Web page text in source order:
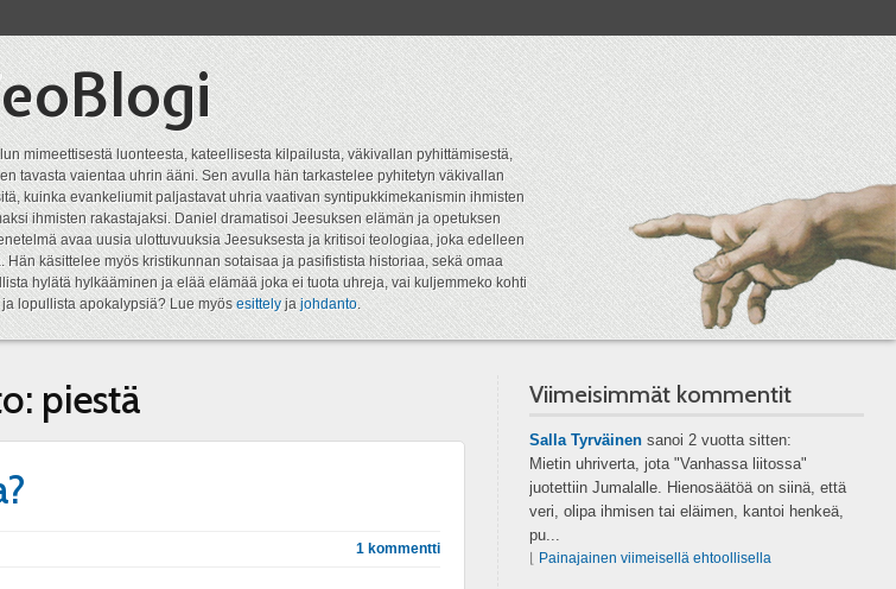
mimeettisestä luonteesta, kateellisesta kilpailusta, väkivallan pyhittämisestä,
tavasta vaientaa uhrin ääni. Sen avulla hän tarkastelee pyhitetyn väkivallan
kuinka evankeliumit paljastavat uhria vaativan syntipukkimekanismin ihmisten
ihmisten rakastajaksi. Daniel dramatisoi Jeesuksen elämän ja opetuksen
avaa uusia ulottuvuuksia Jeesuksesta ja kritisoi teologiaa, joka edelleen
käsittelee myös kristikunnan sotaisaa ja pasifistista historiaa, sekä omaa
hylätä hylkääminen ja elää elämää joka ei tuota uhreja, vai kuljemmeko kohti
lopullista apokalypsiä? Lue myösesittelyjajohdanto.
piestä
1 kommentti
Viimeisimmät kommentit
Salla Tyrväinensanoi 2 vuotta sitten:
Mietin uhriverta, jota "Vanhassa liitossa"
juotettiin Jumalalle. Hienosäätöä on siinä, että
veri, olipa ihmisen tai eläimen, kantoi henkeä,
pu...
Painajainen viimeisellä ehtoollisella